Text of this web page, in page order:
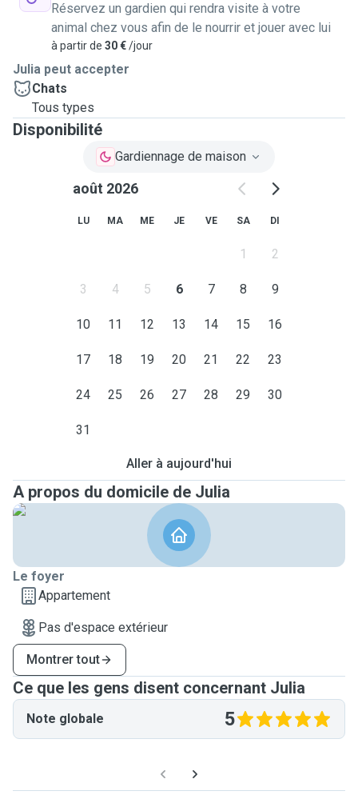
Réservez un gardien qui rendra visite à votre
animal chez vous afin de le nourrir et jouer avec lui
à partir de 30 €/jour
Julia peut accepter
Chats
Tous types
Disponibilité
Gardiennage de maison
août 2026
LU MA ME JE VE SA DI
1 2
3 4 5 6 7 8 9
10 11 12 13 14 15 16
17 18 19 20 21 22 23
24 25 26 27 28 29 30
31
Aller à aujourd'hui
A propos du domicile de Julia
Le foyer
Appartement
Pas d'espace extérieur
Montrer tout
Ce que les gens disent concernant Julia
Note globale 5